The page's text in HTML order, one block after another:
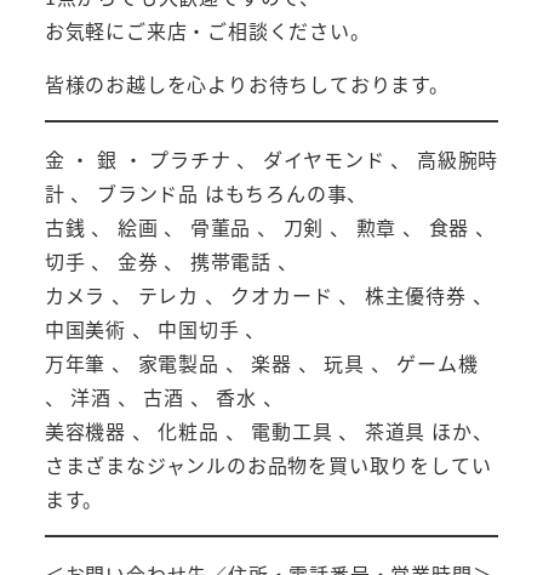
お気軽にご来店・ご相談ください。
皆様のお越しを心よりお待ちしております。
金 ・ 銀 ・ プラチナ 、 ダイヤモンド 、 高級腕時
計 、 ブランド品 はもちろんの事、
古銭 、 絵画 、 骨董品 、 刀剣 、 勲章 、 食器 、
切手 、 金券 、 携帯電話 、
カメラ 、 テレカ 、 クオカード 、 株主優待券 、
中国美術 、 中国切手 、
万年筆 、 家電製品 、 楽器 、 玩具 、 ゲーム機
、 洋酒 、 古酒 、 香水 、
美容機器 、 化粧品 、 電動工具 、 茶道具 ほか、
さまざまなジャンルのお品物を買い取りをしてい
ます。